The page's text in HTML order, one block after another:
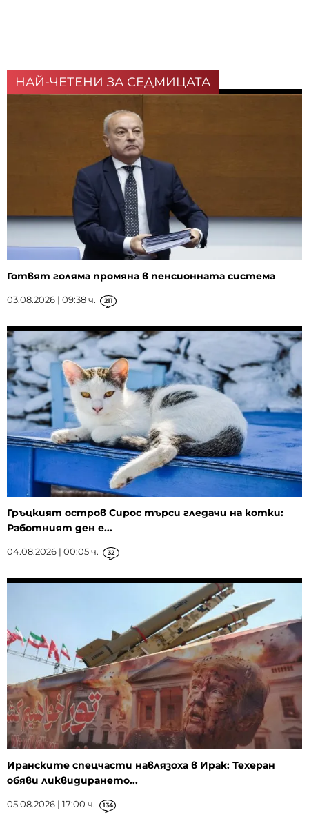
НАЙ-ЧЕТЕНИ ЗА СЕДМИЦАТА
Готвят голяма промяна в пенсионната система
03.08.2026 | 09:38 ч. 211
Гръцкият остров Сирос търси гледачи на котки:
Работният ден е...
04.08.2026 | 00:05 ч. 32
Иранските спецчасти навлязоха в Ирак: Техеран
обяви ликвидирането...
05.08.2026 | 17:00 ч. 134